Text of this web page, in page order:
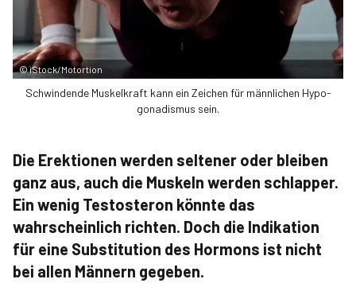
©iStock/Motortion
Schwindende Muskelkraft kann ein Zeichen für männlichen Hypo­
gonadismus sein.
Die Erektionen werden seltener oder bleiben
ganz aus, auch die Muskeln werden schlapper.
Ein wenig Testosteron könnte das
wahrscheinlich richten. Doch die Indikation
für eine Substitution des Hormons ist nicht
bei allen Männern gegeben.